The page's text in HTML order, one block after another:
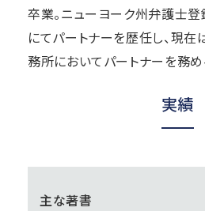
卒業。ニューヨーク州弁護士
にてパートナーを歴任し、現
務所においてパートナーを務め
実績
主な著書